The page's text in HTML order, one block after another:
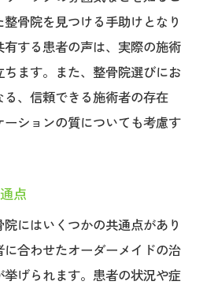
たことはありませんか？
役にたてます
てボキボキしない矯正をす
骨院を見つける手助けとなり
する患者の声は、実際の施術
ます。また、整骨院選びにお
、信頼できる施術者の存在
ションの質についても考慮す
点
にはいくつかの共通点があり
合わせたオーダーメイドの治
げられます。患者の状況や症